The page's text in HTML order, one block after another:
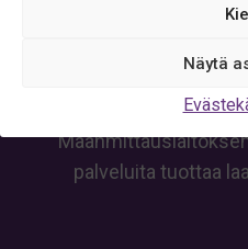
Näytä
organisaatioille.
teknologioiden
palveluita tuottaa